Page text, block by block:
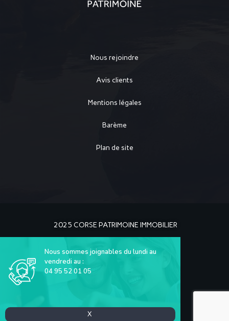
Nous rejoindre
Avis clients
Mentions légales
Barème
Plan de site
2025 CORSE PATRIMOINE IMMOBILIER
Nous sommes joignables du lundi au
vendredi au :
04 95 52 01 05
X